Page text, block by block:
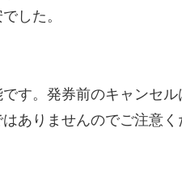
した。
す。発券前のキャンセル
ありませんのでご注意く